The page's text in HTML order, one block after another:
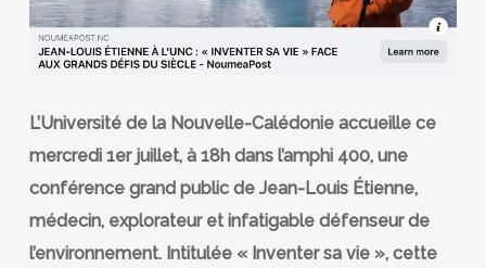
L’Université de la Nouvelle-Calédonie accueille ce
mercredi 1er juillet, à 18h dans l’amphi 400, une
conférence grand public de Jean-Louis Étienne,
médecin, explorateur et infatigable défenseur de
l’environnement. Intitulée « Inventer sa vie », cette